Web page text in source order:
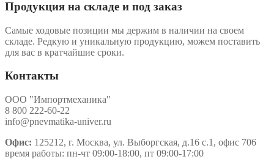
Продукция на складе и под заказ
Самые ходовые позиции мы держим в наличии на своем
складе. Редкую и уникальную продукцию, можем поставить
для вас в кратчайшие сроки.
Контакты
ООО "Импортмеханика"
8 800 222-60-22
info@pnevmatika-univer.ru
Офис: 125212, г. Москва, ул. Выборгская, д.16 с.1, офис 706
время работы: пн-чт 09:00-18:00, пт 09:00-17:00